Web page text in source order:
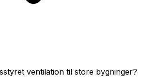
ventilation til store bygninger?